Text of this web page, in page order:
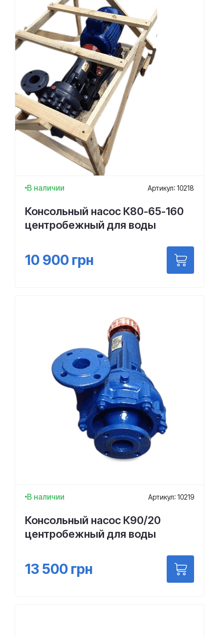
В наличии Артикул: 10218
Консольный насос К80-65-160
центробежный для воды
10 900 грн
В наличии Артикул: 10219
Консольный насос К90/20
центробежный для воды
13 500 грн